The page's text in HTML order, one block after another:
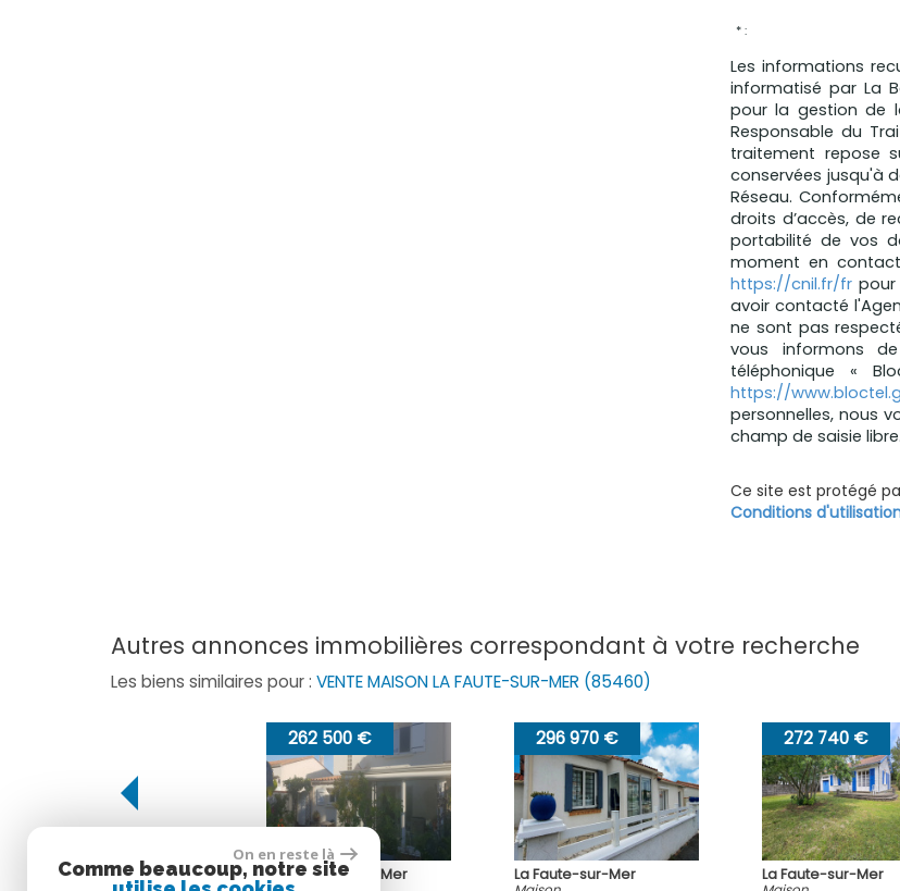
* :
Les informations
informatisé par La
pour la gestion de
Responsable du
traitement repose
conservées jusqu'à
Réseau.
droits d’accès, de
portabilité de vos
moment en
https://cnil.fr/fr pour
avoir contacté
ne sont pas
vous informons
téléphonique «
https://
personnelles, nous
champ de saisie libre.
Ce site est protégé
Conditions
autres annonces immobilières correspondant à votre recherche
Les biens similaires pour : VENTE MAISON LA FAUTE-SUR-MER (85460)
La Tranche-sur-Mer
296 970 €
La Faute-sur-Mer
272 740 €
La Faute-sur-Mer
292 040 €
La Faute-sur-Mer
On en reste là
Comme beaucoup, notre site